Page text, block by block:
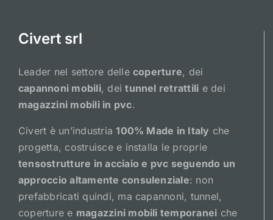
Civert srl
Leader nel settore delle coperture, dei
capannoni mobili, deitunnel retrattili e dei
magazzini mobili in pvc.
Civert è un’industria100% Made in Italy che
progetta, costruisce e installa le proprie
tensostrutture in acciaio e pvc seguendo un
approccio altamente consulenziale: non
prefabbricati quindi, ma capannoni, tunnel,
coperture e magazzini mobili temporanei che